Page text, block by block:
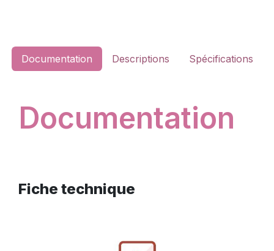
Documentation Descriptions Spécifications
Documentation
Fiche technique